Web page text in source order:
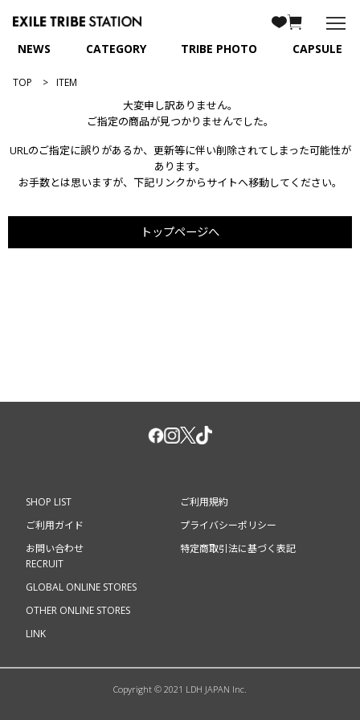
NEWS CATEGORY TRIBE PHOTO CAPSULE
TOP ITEM
大変申し訳ありません。
ご指定の商品が見つかりませんでした。
URLのご指定に誤りがあるか、更新等に伴い削除されてしまった可能性が
あります。
お手数とは思いますが、下記リンクからサイトへ移動してください。
トップページへ
SHOP LIST
ご利用ガイド
お問い合わせ
ご利用規約
プライバシーポリシー
特定商取引法に基づく表記
RECRUIT
GLOBAL ONLINE STORES
OTHER ONLINE STORES
LINK
Copyright © 2021 LDH JAPAN Inc.